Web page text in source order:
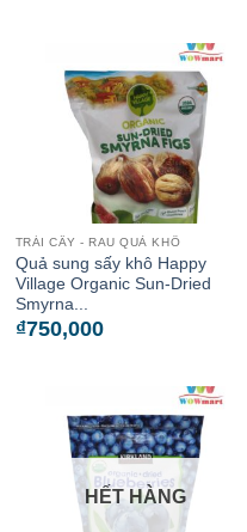
TRÁI CÂY - RAU QUẢ KHÔ
Quả sung sấy khô Happy
Village Organic Sun-Dried
Smyrna...
₫750,000
HẾT HÀNG